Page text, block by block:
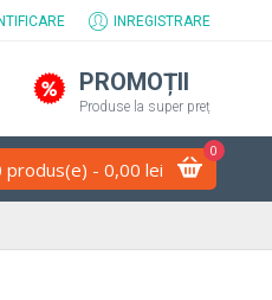
INREGISTRARE
PROMOȚII
Produse la super preț
produs(e) - 0,00 lei
0